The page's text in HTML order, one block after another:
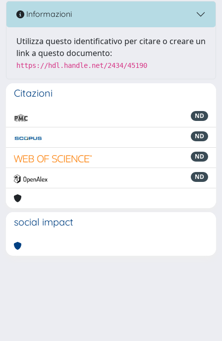
Informazioni
Utilizza questo identificativo per citare o creare un
link a questo documento:
https://hdl.handle.net/2434/45190
Citazioni
ND
ND
ND
ND
social impact